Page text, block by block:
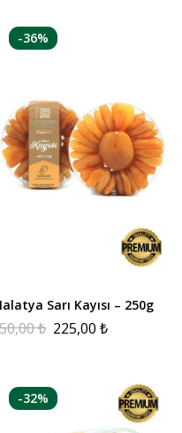
-36%
Sarı Kayısı – 250g
₺ 225,00 ₺
-32%